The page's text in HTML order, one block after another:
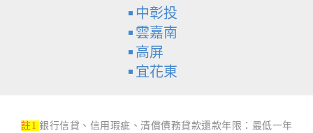
中彰投
雲嘉南
高屏
宜花東
註1 銀行信貸、信用瑕疵、清償債務貸款還款年限：最低一年